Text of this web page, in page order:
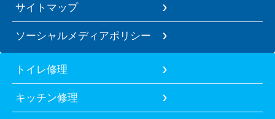
サイトマップ
ソーシャルメディアポリシー
トイレ修理
キッチン修理